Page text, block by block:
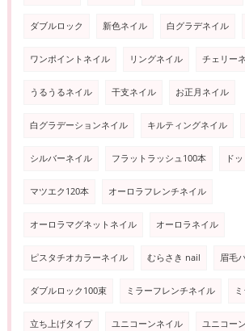
ダブルロック 新色ネイル 白グラデネイル
ワンポイントネイル リングネイル チェリー
うるうるネイル 干支ネイル お正月ネイル
白グラデーションネイル キルティングネイル
シルバーネイル フラットラッシュ100本 ド
マツエク120本 オーロラフレンチネイル
オーロラマグネットネイル オーロラネイル
ピスタチオカラーネイル むらさき nail 眉毛
ダブルロック100束 ミラーフレンチネイル
立ち上げタイプ ユニコーンネイル ユニコー